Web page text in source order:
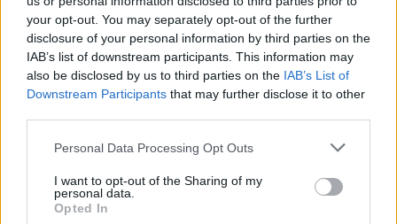
your opt-out. You may separately opt-out of the further
disclosure of your personal information by third parties on the
IAB’s list of downstream participants. This information may
also be disclosed by us to third parties on the IAB’s List of
Downstream Participants that may further disclose it to other
Personal Data Processing Opt Outs
I want to opt-out of the Sharing of my
personal data.
Opted In
08/08/2026 - 14:30 ΕΛΛΑΔΑ
Δυτική Αττική: Η επόμενη ημέρα μετά τις πυρκαγιές
– Τα έργα Antinero και η «μάχη» πριν από τις
βροχές
08/08/2026 - 14:08 ΕΛΛΑΔΑ
Ειδικό Χωροταξικό για τον Τουρισμό: Οι νέοι
κανόνες για επενδύσεις, νησιά και προορισμούς υπό
πίεση
08/08/2026 - 13:21